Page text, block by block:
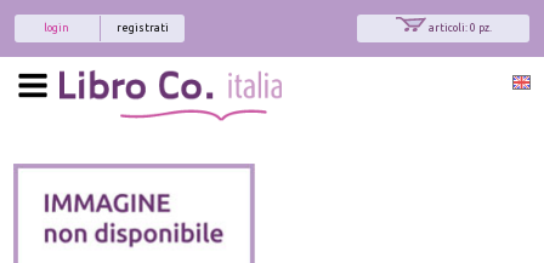
articoli: 0 pz.
registrati
login